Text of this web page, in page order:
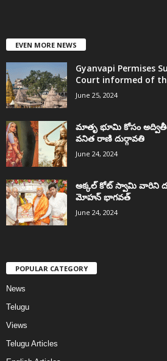
EVEN MORE NEWS
Gyanvapi Permises
Court informed of
June 25, 2024
మాతృ భూమి కోసం
వనిత రాణి దుర్గావతి
June 24, 2024
అక్కల్‌ కోట్‌ స్వామి వారిని
మోహన్ భాగవత్
June 24, 2024
POPULAR CATEGORY
News
Telugu
Views
Telugu Articles